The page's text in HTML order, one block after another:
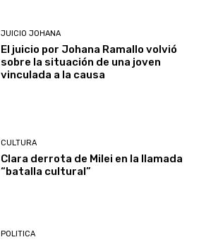
JUICIO JOHANA
El juicio por Johana Ramallo volvió
sobre la situación de una joven
vinculada a la causa
CULTURA
Clara derrota de Milei en la llamada
“batalla cultural”
POLITICA